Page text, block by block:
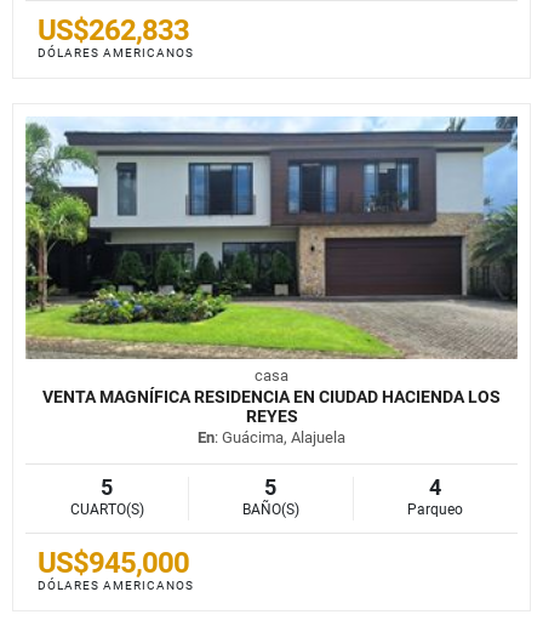
US$262,833
DÓLARES AMERICANOS
casa
VENTA MAGNÍFICA RESIDENCIA EN CIUDAD HACIENDA LOS
REYES
En: Guácima, Alajuela
5
CUARTO(S)
5
BAÑO(S)
4
Parqueo
US$945,000
DÓLARES AMERICANOS